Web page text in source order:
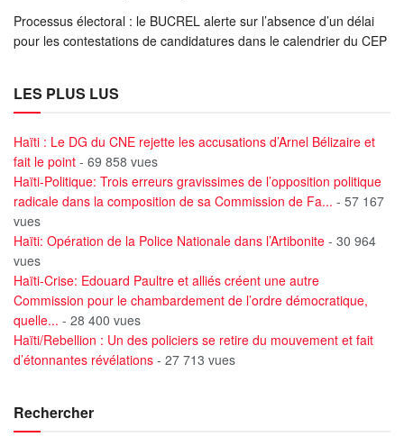
Processus électoral : le BUCREL alerte sur l’absence d’un délai
pour les contestations de candidatures dans le calendrier du CEP
LES PLUS LUS
Haïti : Le DG du CNE rejette les accusations d’Arnel Bélizaire et
fait le point - 69 858 vues
Haïti-Politique: Trois erreurs gravissimes de l’opposition politique
radicale dans la composition de sa Commission de Fa... - 57 167
vues
Haïti: Opération de la Police Nationale dans l’Artibonite - 30 964
vues
Haïti-Crise: Edouard Paultre et alliés créent une autre
Commission pour le chambardement de l’ordre démocratique,
quelle... - 28 400 vues
Haïti/Rebellion : Un des policiers se retire du mouvement et fait
d’étonnantes révélations - 27 713 vues
Rechercher